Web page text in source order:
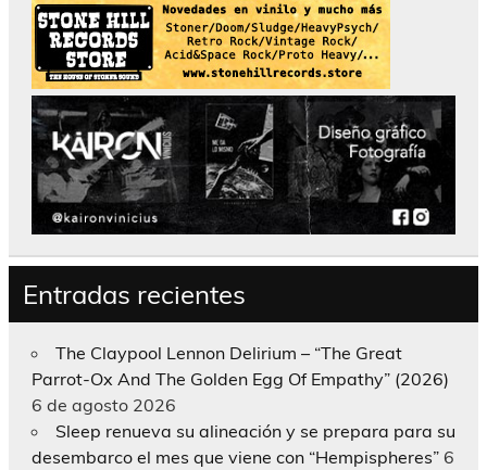
Entradas recientes
The Claypool Lennon Delirium – “The Great
Parrot-Ox And The Golden Egg Of Empathy” (2026)
6 de agosto 2026
Sleep renueva su alineación y se prepara para su
desembarco el mes que viene con “Hempispheres” 6